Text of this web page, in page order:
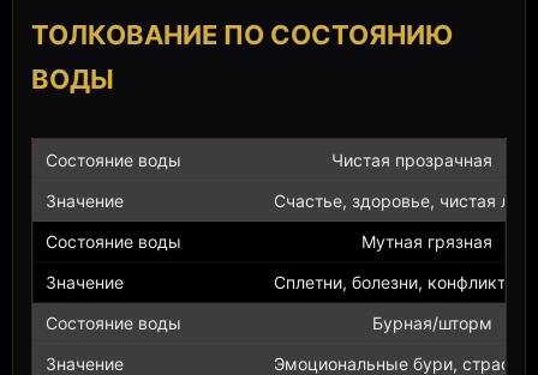
ТОЛКОВАНИЕ ПО СОСТОЯНИЮ
ВОДЫ
Чистая прозрачная
Счастье, здоровье, чистая
Мутная грязная
Сплетни, болезни, конфликты.
Бурная/шторм
Эмоциональные бури, страсти.